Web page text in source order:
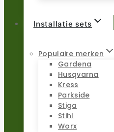
Installatie sets
Populaire merken
Gardena
Husqvarna
Kress
Parkside
Stiga
Stihl
Worx